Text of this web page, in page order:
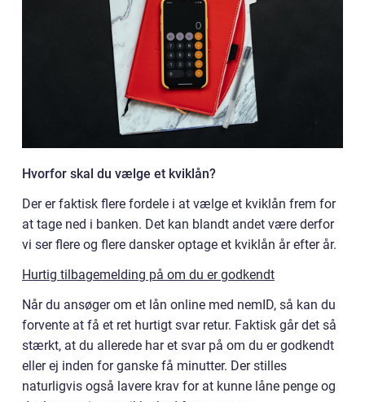
Hvorfor skal du vælge et kviklån?
Der er faktisk flere fordele i at vælge et kviklån frem for
at tage ned i banken. Det kan blandt andet være derfor
vi ser flere og flere dansker optage et kviklån år efter år.
Hurtig tilbagemelding på om du er godkendt
Når du ansøger om et lån online med nemID, så kan du
forvente at få et ret hurtigt svar retur. Faktisk går det så
stærkt, at du allerede har et svar på om du er godkendt
eller ej inden for ganske få minutter. Der stilles
naturligvis også lavere krav for at kunne låne penge og